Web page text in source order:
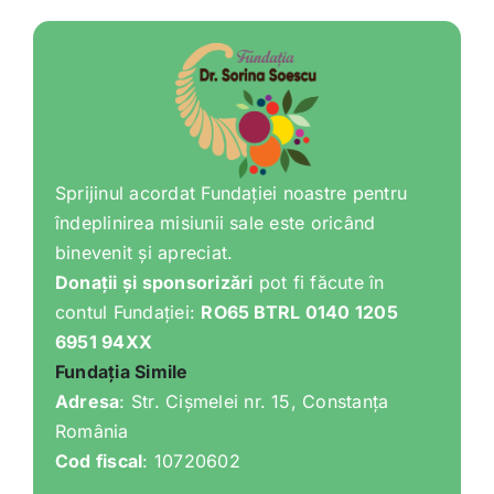
Tratamente naturale
Iubim fructele
Sprijinul acordat Fundației noastre pentru
îndeplinirea misiunii sale este oricând
binevenit și apreciat.
Donații și sponsorizări pot fi făcute în
contul Fundației: RO65 BTRL 0140 1205
6951 94XX
Fundația Simile
Adresa: Str. Cișmelei nr. 15, Constanța
România
Cod fiscal: 10720602